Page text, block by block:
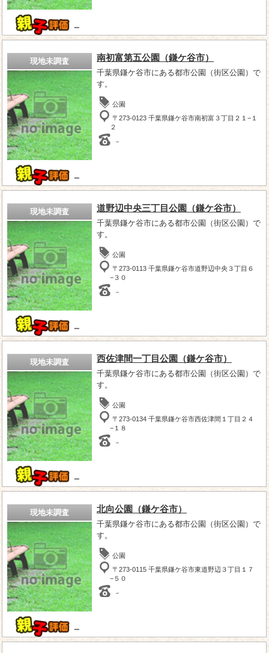
－
現地未調査
－
南初富第五公園（鎌ケ谷市）
千葉県鎌ケ谷市にある都市公園（街区公園）で
す。
公園
〒273-0123 千葉県鎌ケ谷市南初富３丁目２１−１
２
－
現地未調査
－
道野辺中央三丁目公園（鎌ケ谷市）
千葉県鎌ケ谷市にある都市公園（街区公園）で
す。
公園
〒273-0113 千葉県鎌ケ谷市道野辺中央３丁目６
−３０
－
現地未調査
－
西佐津間一丁目公園（鎌ケ谷市）
千葉県鎌ケ谷市にある都市公園（街区公園）で
す。
公園
〒273-0134 千葉県鎌ケ谷市西佐津間１丁目２４
−１８
－
現地未調査
－
北向公園（鎌ケ谷市）
千葉県鎌ケ谷市にある都市公園（街区公園）で
す。
公園
〒273-0115 千葉県鎌ケ谷市東道野辺３丁目１７
−５０
－